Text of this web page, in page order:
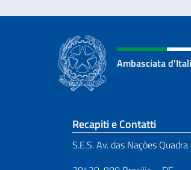
Ambasciata
Sezione
Recapiti e Contatti
S.E.S. Av. das Nações